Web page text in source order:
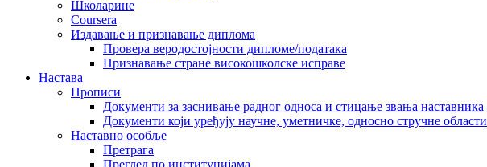
Школарине
Coursera
Издавање и признавање диплома
Провера веродостојности дипломе/података
Признавање стране високошколске исправе
Настава
Прописи
Документи за заснивање радног односа и стицање звања наставника
Документи који уређују научне, уметничке, односно стручне области
Наставно особље
Претрага
Преглед по институцијама